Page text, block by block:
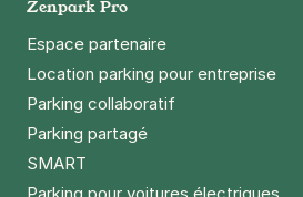
Zenpark Pro
Espace partenaire
Location parking pour entreprise
Parking collaboratif
Parking partagé
SMART